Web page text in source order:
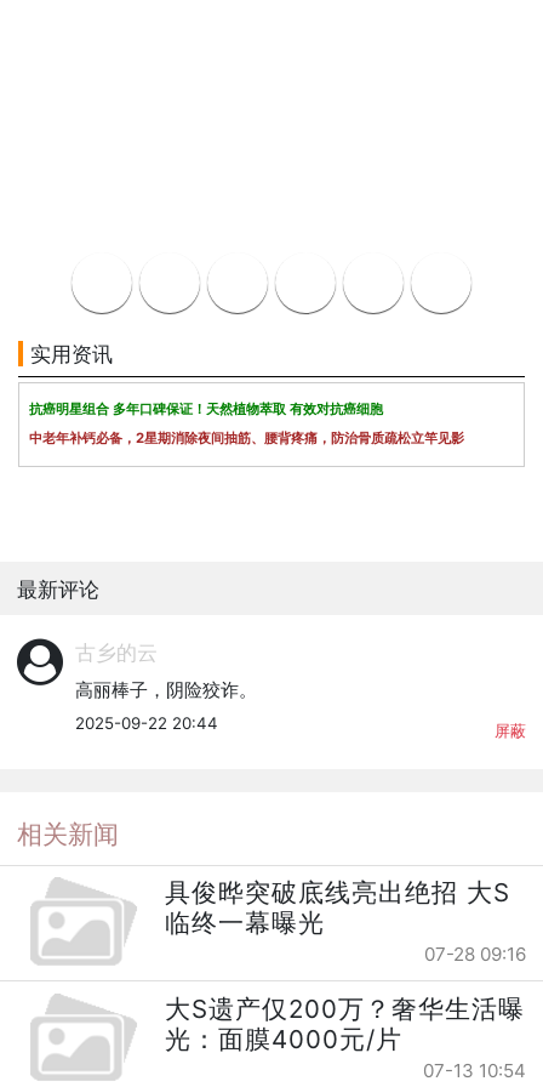
实用资讯
抗癌明星组合 多年口碑保证！天然植物萃取 有效对抗癌细胞
中老年补钙必备，2星期消除夜间抽筋、腰背疼痛，防治骨质疏松立竿见影
最新评论
古乡的云
高丽棒子，阴险狡诈。
2025-09-22 20:44 屏蔽
相关新闻
具俊晔突破底线亮出绝招 大S
临终一幕曝光
07-28 09:16
大S遗产仅200万？奢华生活曝
光：面膜4000元/片
07-13 10:54